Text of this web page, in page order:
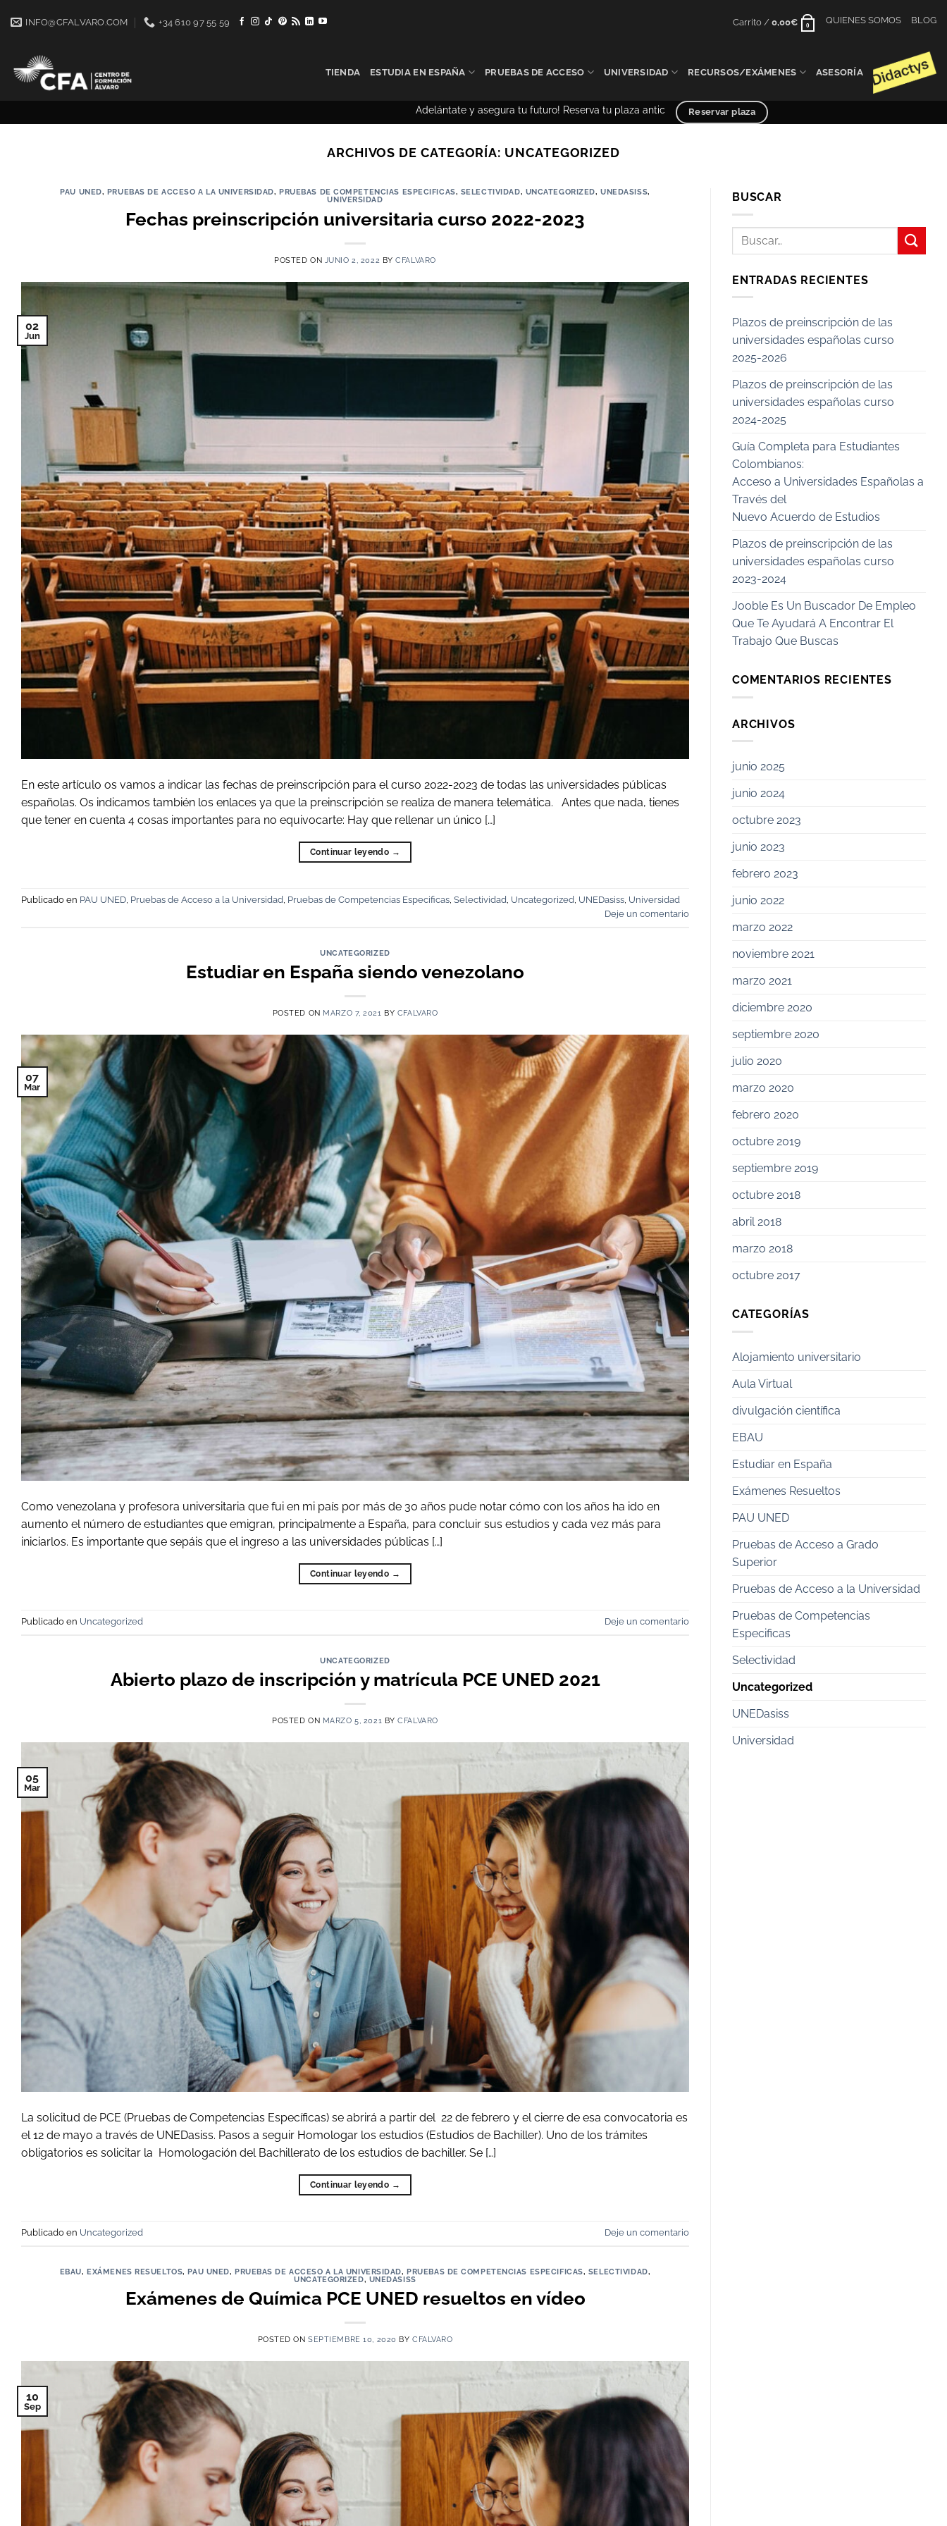
INFO@CFALVARO.COM +34 610 97 55 59 Carrito / 0,00€ 0
QUIENES SOMOS BLOG
TIENDA ESTUDIA EN ESPAÑA PRUEBAS DE ACCESO UNIVERSIDAD RECURSOS/EXÁMENES ASESORÍA
Adelántate y asegura tu futuro! Reserva tu plaza anticipada – PCE UNED y Selectividad curso 2025/2026
Reservar plaza
ARCHIVOS DE CATEGORÍA: UNCATEGORIZED
PAU UNED, PRUEBAS DE ACCESO A LA UNIVERSIDAD,PRUEBAS DE COMPETENCIAS ESPECIFICAS, SELECTIVIDAD, UNCATEGORIZED,UNEDASISS,
UNIVERSIDAD
Fechas preinscripción universitaria curso 2022-2023
POSTED ON JUNIO 2, 2022 BYCFALVARO
02
Jun
En este artículo os vamos a indicar las fechas de preinscripción para el curso 2022-2023 de todas las universidades públicas
españolas. Os indicamos también los enlaces ya que la preinscripción se realiza de manera telemática. Antes que nada, tienes
que tener en cuenta 4 cosas importantes para no equivocarte: Hay que rellenar un único […]
Continuar leyendo →
Publicado en PAU UNED, Pruebas de Acceso a la Universidad, Pruebas de Competencias Especificas, Selectividad, Uncategorized, UNEDasiss, Universidad
Deje un comentario
UNCATEGORIZED
Estudiar en España siendo venezolano
POSTED ON MARZO 7, 2021 BY CFALVARO
07
Mar
Como venezolana y profesora universitaria que fui en mi país por más de 30 años pude notar cómo con los años ha ido en
aumento el número de estudiantes que emigran, principalmente a España, para concluir sus estudios y cada vez más para
iniciarlos. Es importante que sepáis que el ingreso a las universidades públicas […]
Continuar leyendo →
Publicado en Uncategorized Deje un comentario
UNCATEGORIZED
Abierto plazo de inscripción y matrícula PCE UNED 2021
POSTED ON MARZO 5, 2021 BYCFALVARO
05
Mar
La solicitud de PCE (Pruebas de Competencias Específicas) se abrirá a partir del 22 de febrero y el cierre de esa convocatoria es
el 12 de mayo a través de UNEDasiss. Pasos a seguir Homologar los estudios (Estudios de Bachiller). Uno de los trámites
obligatorios es solicitar la Homologación del Bachillerato de los estudios de bachiller. Se […]
Continuar leyendo →
Publicado en Uncategorized Deje un comentario
EBAU,EXÁMENES RESUELTOS,PAU UNED, PRUEBAS DE ACCESO A LA UNIVERSIDAD,PRUEBAS DE COMPETENCIAS ESPECIFICAS, SELECTIVIDAD,
UNCATEGORIZED, UNEDASISS
Exámenes de Química PCE UNED resueltos en vídeo
POSTED ONSEPTIEMBRE 10, 2020 BY CFALVARO
10
Sep
BUSCAR
ENTRADAS RECIENTES
Plazos de preinscripción de las
universidades españolas curso
2025-2026
Plazos de preinscripción de las
universidades españolas curso
2024-2025
Guía Completa para Estudiantes
Colombianos:
Acceso a Universidades Españolas a
Través del
Nuevo Acuerdo de Estudios
Plazos de preinscripción de las
universidades españolas curso
2023-2024
Jooble Es Un Buscador De Empleo
Que Te Ayudará A Encontrar El
Trabajo Que Buscas
COMENTARIOS RECIENTES
ARCHIVOS
junio 2025
junio 2024
octubre 2023
junio 2023
febrero 2023
junio 2022
marzo 2022
noviembre 2021
marzo 2021
diciembre 2020
septiembre 2020
julio 2020
marzo 2020
febrero 2020
octubre 2019
septiembre 2019
octubre 2018
abril 2018
marzo 2018
octubre 2017
CATEGORÍAS
Alojamiento universitario
Aula Virtual
divulgación científica
EBAU
Estudiar en España
Exámenes Resueltos
PAU UNED
Pruebas de Acceso a Grado
Superior
Pruebas de Acceso a la Universidad
Pruebas de Competencias
Especificas
Selectividad
Uncategorized
UNEDasiss
Universidad